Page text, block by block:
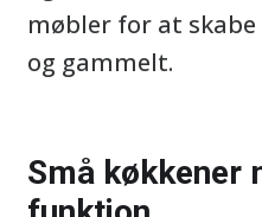
møbler for at
og gammelt.
Små køkkener